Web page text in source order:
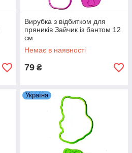
Вирубка з відбитком для
пряників Зайчик із бантом 12
см
Немає в наявності
79 ₴
Україна